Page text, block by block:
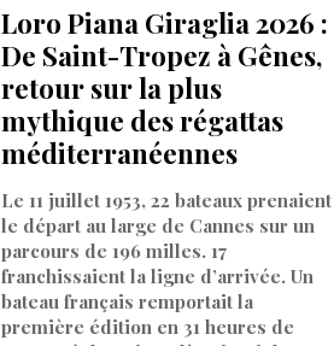
Loro Piana Giraglia 2026 :
De Saint-Tropez à Gênes,
retour sur la plus
mythique des régattas
méditerranéennes
Le 11 juillet 1953, 22 bateaux prenaient
le départ au large de Cannes sur un
parcours de 196 milles. 17
franchissaient la ligne d’arrivée. Un
bateau français remportait la
première édition en 31 heures de